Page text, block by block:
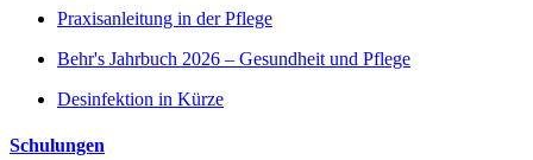
Praxisanleitung in der Pflege
Behr's Jahrbuch 2026 – Gesundheit und Pflege
Desinfektion in Kürze
Schulungen